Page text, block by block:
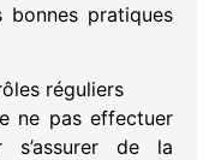
pratiques
réguliers
ne pas effectuer
s’assurer de la